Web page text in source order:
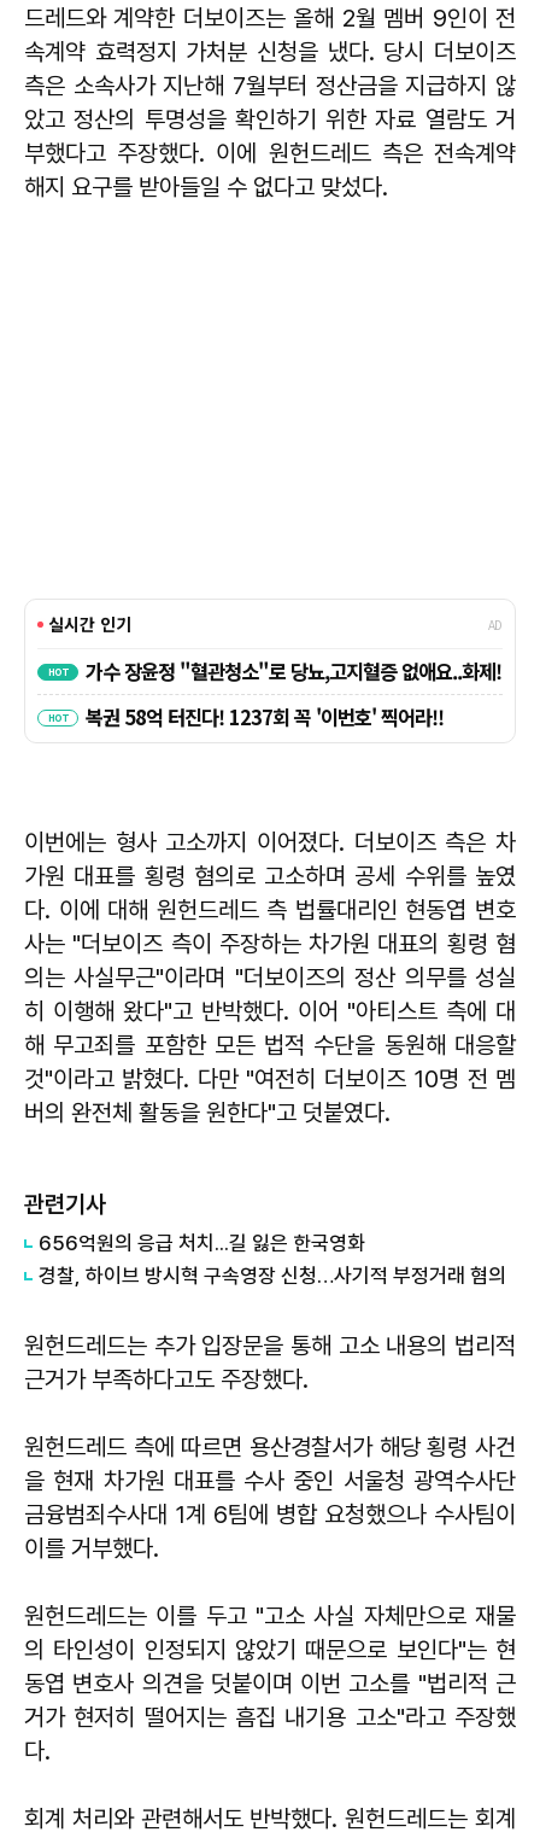
드레드와 계약한 더보이즈는 올해 2월 멤버 9인이 전
속계약 효력정지 가처분 신청을 냈다. 당시 더보이즈
측은 소속사가 지난해 7월부터 정산금을 지급하지 않
았고 정산의 투명성을 확인하기 위한 자료 열람도 거
부했다고 주장했다. 이에 원헌드레드 측은 전속계약
해지 요구를 받아들일 수 없다고 맞섰다.
이번에는 형사 고소까지 이어졌다. 더보이즈 측은 차
가원 대표를 횡령 혐의로 고소하며 공세 수위를 높였
다. 이에 대해 원헌드레드 측 법률대리인 현동엽 변호
사는 "더보이즈 측이 주장하는 차가원 대표의 횡령 혐
의는 사실무근"이라며 "더보이즈의 정산 의무를 성실
히 이행해 왔다"고 반박했다. 이어 "아티스트 측에 대
해 무고죄를 포함한 모든 법적 수단을 동원해 대응할
것"이라고 밝혔다. 다만 "여전히 더보이즈 10명 전 멤
버의 완전체 활동을 원한다"고 덧붙였다.
관련기사
656억원의 응급 처치...길 잃은 한국영화
경찰, 하이브 방시혁 구속영장 신청…사기적 부정거래 혐의
원헌드레드는 추가 입장문을 통해 고소 내용의 법리적
근거가 부족하다고도 주장했다.
원헌드레드 측에 따르면 용산경찰서가 해당 횡령 사건
을 현재 차가원 대표를 수사 중인 서울청 광역수사단
금융범죄수사대 1계 6팀에 병합 요청했으나 수사팀이
이를 거부했다.
원헌드레드는 이를 두고 "고소 사실 자체만으로 재물
의 타인성이 인정되지 않았기 때문으로 보인다"는 현
동엽 변호사 의견을 덧붙이며 이번 고소를 "법리적 근
거가 현저히 떨어지는 흠집 내기용 고소"라고 주장했
다.
회계 처리와 관련해서도 반박했다. 원헌드레드는 회계